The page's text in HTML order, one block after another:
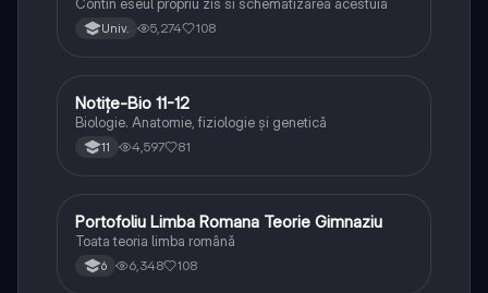
Univ. 5,274 108
Biologie
Notițe-Bio 11-12
Biologie. Anatomie, fiziologie și genetică
11 4,597 81
Limba și literatura română
Portofoliu Limba Romana Teorie Gimnaziu
Toata teoria limba română
6 6,348 108